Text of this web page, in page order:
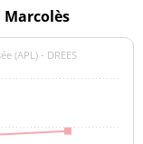
Marcolès
(APL) - DREES